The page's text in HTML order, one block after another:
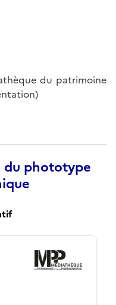
du patrimoine
du phototype